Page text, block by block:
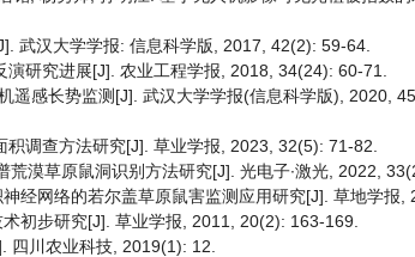
武汉大学学报: 信息科学版, 2017, 42(2): 59-64.
研究进展[J]. 农业工程学报, 2018, 34(24): 60-71.
遥感长势监测[J]. 武汉大学学报(信息科学版), 2020,
调查方法研究[J]. 草业学报, 2023, 32(5): 71-82.
漠草原鼠洞识别方法研究[J]. 光电子∙激光, 2022,
经网络的若尔盖草原鼠害监测应用研究[J]. 草地学报,
初步研究[J]. 草业学报, 2011, 20(2): 163-169.
四川农业科技, 2019(1): 12.